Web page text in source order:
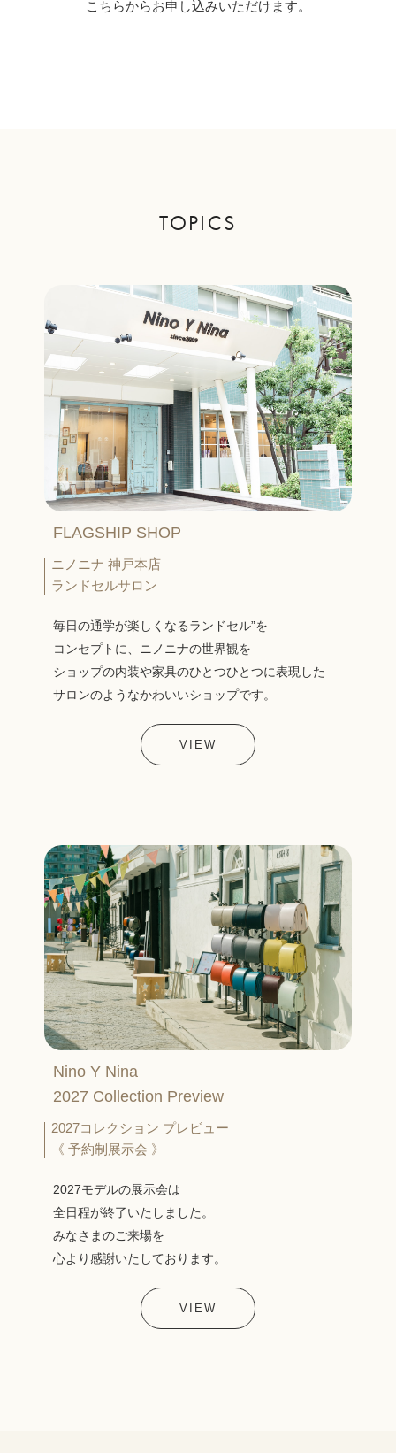
こちらからお申し込みいただけます。
TOPICS
FLAGSHIP SHOP
ニノニナ 神戸本店
ランドセルサロン
毎日の通学が楽しくなるランドセル”を
コンセプトに、ニノニナの世界観を
ショップの内装や家具のひとつひとつに表現した
サロンのようなかわいいショップです。
VIEW
Nino Y Nina
2027 Collection Preview
2027コレクション プレビュー
《 予約制展示会 》
2027モデルの展示会は
全日程が終了いたしました。
みなさまのご来場を
心より感謝いたしております。
VIEW